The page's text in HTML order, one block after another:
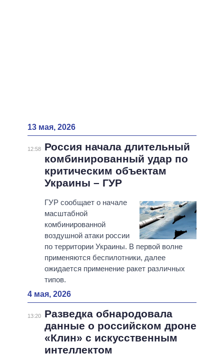
13 мая, 2026
12:58
Россия начала длительный
комбинированный удар по
критическим объектам
Украины – ГУР
ГУР сообщает о начале
масштабной
комбинированной
воздушной атаки россии
по территории Украины. В первой волне
применяются беспилотники, далее
ожидается применение ракет различных
типов.
4 мая, 2026
13:20
Разведка обнародовала
данные о российском дроне
«Клин» с искусственным
интеллектом